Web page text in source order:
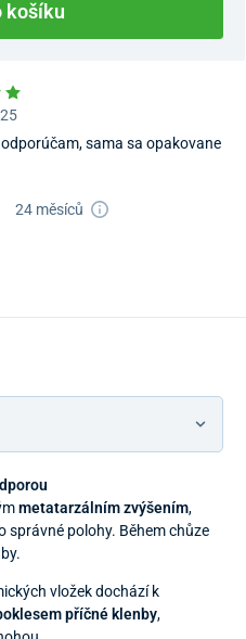
košíku
sama sa opakovane
24 měsíců
metatarzálním zvýšením,
správné polohy. Během chůze
vložek dochází k
příčné klenby,